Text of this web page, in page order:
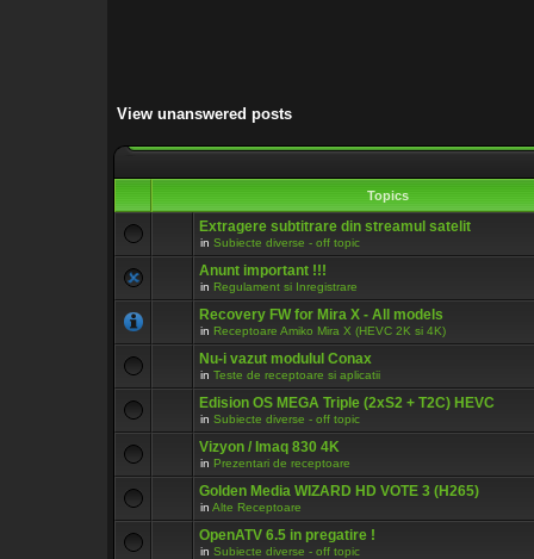
View unanswered posts
Topics
Extragere subtitrare din streamul satelit
in Subiecte diverse - off topic
Anunt important !!!
in Regulament si Inregistrare
Recovery FW for Mira X - All models
in Receptoare Amiko Mira X (HEVC 2K si 4K)
Nu-i vazut modulul Conax
in Teste de receptoare si aplicatii
Edision OS MEGA Triple (2xS2 + T2C) HEVC
in Subiecte diverse - off topic
Vizyon / Imaq 830 4K
in Prezentari de receptoare
Golden Media WIZARD HD VOTE 3 (H265)
in Alte Receptoare
OpenATV 6.5 in pregatire !
in Subiecte diverse - off topic